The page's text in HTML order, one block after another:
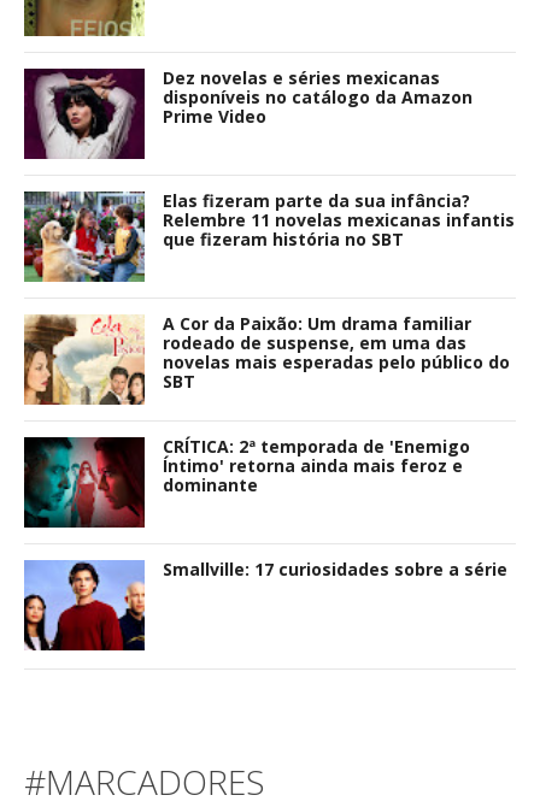
Dez novelas e séries mexicanas
disponíveis no catálogo da Amazon
Prime Video
Elas fizeram parte da sua infância?
Relembre 11 novelas mexicanas infantis
que fizeram história no SBT
A Cor da Paixão: Um drama familiar
rodeado de suspense, em uma das
novelas mais esperadas pelo público do
SBT
CRÍTICA: 2ª temporada de 'Enemigo
Íntimo' retorna ainda mais feroz e
dominante
Smallville: 17 curiosidades sobre a série
#MARCADORES